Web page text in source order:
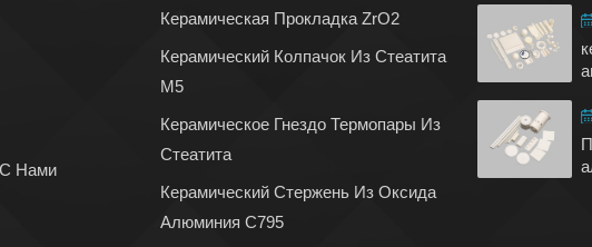
С Нами
Керамическая Прокладка ZrO2
Керамический Колпачок Из Стеатита
М5
Керамическое Гнездо Термопары Из
Стеатита
Керамический Стержень Из Оксида
Алюминия C795